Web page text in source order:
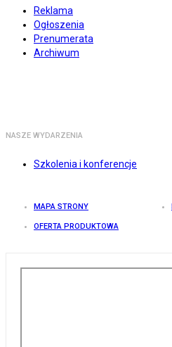
Reklama
Ogłoszenia
Prenumerata
Archiwum
NASZE WYDARZENIA
Szkolenia i konferencje
MAPA STRONY
OFERTA PRODUKTOWA